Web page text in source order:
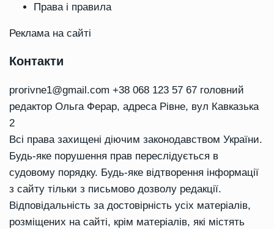
Права і правила
Реклама на сайті
Контакти
prorivne1@gmail.com +38 068 123 57 67 головний
редактор Ольга Ферар, адреса Рівне, вул Кавказька
2
Всі права захищені діючим законодавством України.
Будь-яке порушення прав переслідується в
судовому порядку. Будь-яке відтворення інформації
з сайту тільки з письмово дозволу редакції.
Відповідальність за достовірність усіх матеріалів,
розміщених на сайті, крім матеріалів, які містять